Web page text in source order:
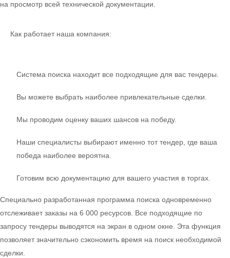
на просмотр всей технической документации.
Как работает наша компания:
Система поиска находит все подходящие для вас тендеры.
Вы можете выбрать наиболее привлекательные сделки.
Мы проводим оценку ваших шансов на победу.
Наши специалисты выбирают именно тот тендер, где ваша
победа наиболее вероятна.
Готовим всю документацию для вашего участия в торгах.
Специально разработанная программа поиска одновременно
отслеживает заказы на 6 000 ресурсов. Все подходящие по
запросу тендеры выводятся на экран в одном окне. Эта функция
позволяет значительно сэкономить время на поиск необходимой
сделки.